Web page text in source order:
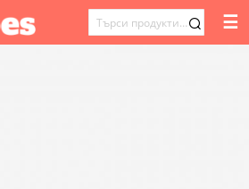
ТЪРСЕНЕ
☰